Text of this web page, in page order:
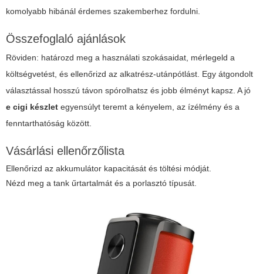
komolyabb hibánál érdemes szakemberhez fordulni.
Összefoglaló ajánlások
Röviden: határozd meg a használati szokásaidat, mérlegeld a
költségvetést, és ellenőrizd az alkatrész-utánpótlást. Egy átgondolt
választással hosszú távon spórolhatsz és jobb élményt kapsz. A jó
e cigi készlet egyensúlyt teremt a kényelem, az ízélmény és a
fenntarthatóság között.
Vásárlási ellenőrzőlista
Ellenőrizd az akkumulátor kapacitását és töltési módját.
Nézd meg a tank űrtartalmát és a porlasztó típusát.